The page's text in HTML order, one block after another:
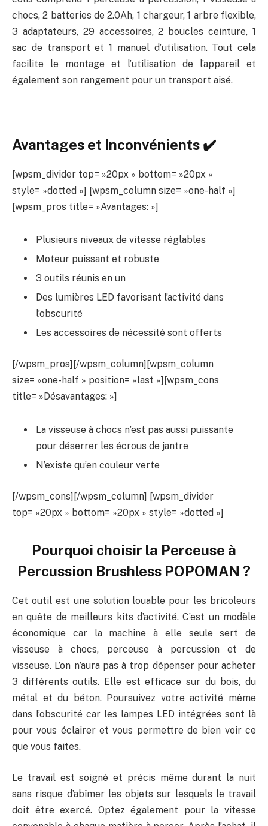
chocs, 2 batteries de 2.0Ah, 1 chargeur, 1 arbre flexible,
3 adaptateurs, 29 accessoires, 2 boucles ceinture, 1
sac de transport et 1 manuel d’utilisation. Tout cela
facilite le montage et l’utilisation de l’appareil et
également son rangement pour un transport aisé.
Avantages et Inconvénients ✔️
[wpsm_divider top= »20px » bottom= »20px »
style= »dotted »] [wpsm_column size= »one-half »]
[wpsm_pros title= »Avantages: »]
Plusieurs niveaux de vitesse réglables
Moteur puissant et robuste
3 outils réunis en un
Des lumières LED favorisant l’activité dans
l’obscurité
Les accessoires de nécessité sont offerts
[/wpsm_pros][/wpsm_column][wpsm_column
size= »one-half » position= »last »][wpsm_cons
title= »Désavantages: »]
La visseuse à chocs n’est pas aussi puissante
pour déserrer les écrous de jantre
N’existe qu’en couleur verte
[/wpsm_cons][/wpsm_column] [wpsm_divider
top= »20px » bottom= »20px » style= »dotted »]
Pourquoi choisir la Perceuse à
Percussion Brushless POPOMAN ?
Cet outil est une solution louable pour les bricoleurs
en quête de meilleurs kits d’activité. C’est un modèle
économique car la machine à elle seule sert de
visseuse à chocs, perceuse à percussion et de
visseuse. L’on n’aura pas à trop dépenser pour acheter
3 différents outils. Elle est efficace sur du bois, du
métal et du béton. Poursuivez votre activité même
dans l’obscurité car les lampes LED intégrées sont là
pour vous éclairer et vous permettre de bien voir ce
que vous faites.
Le travail est soigné et précis même durant la nuit
sans risque d’abîmer les objets sur lesquels le travail
doit être exercé. Optez également pour la vitesse